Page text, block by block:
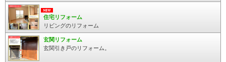
住宅リフォーム
リビングのリフォーム
玄関リフォーム
玄関引き戸のリフォーム。